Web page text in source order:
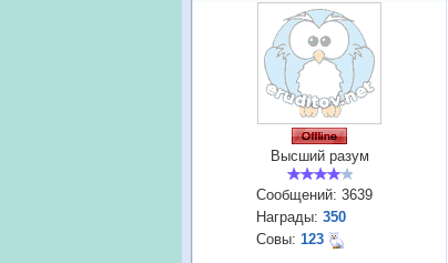
Высший разум
Сообщений: 3639
Награды: 350
Совы: 123